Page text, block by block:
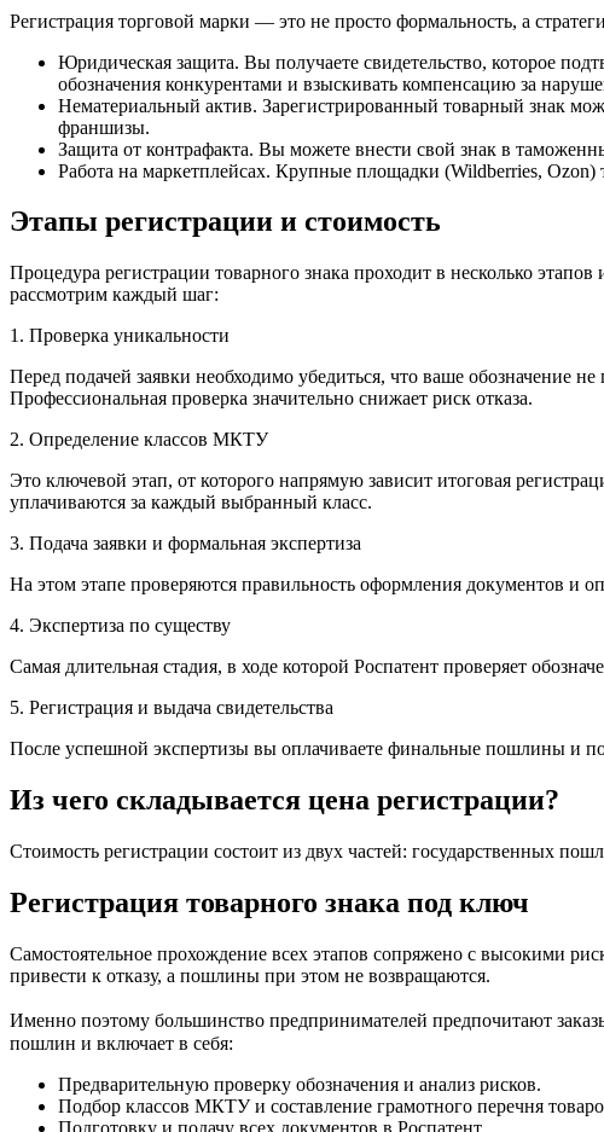
Регистрация торговой марки — это не просто формальность, а
Юридическая защита. Вы получаете свидетельство, которое
обозначения конкурентами и взыскивать компенсацию за
Нематериальный актив. Зарегистрированный товарный знак
франшизы.
Защита от контрафакта. Вы можете внести свой знак в
Работа на маркетплейсах. Крупные площадки (Wildberries, Ozon)
Этапы регистрации и стоимость
Процедура регистрации товарного знака проходит в несколько
рассмотрим каждый шаг:
1. Проверка уникальности
Перед подачей заявки необходимо убедиться, что ваше обозначение
Профессиональная проверка значительно снижает риск отказа.
2. Определение классов МКТУ
Это ключевой этап, от которого напрямую зависит итоговая
уплачиваются за каждый выбранный класс.
3. Подача заявки и формальная экспертиза
На этом этапе проверяются правильность оформления документов и
4. Экспертиза по существу
Самая длительная стадия, в ходе которой Роспатент проверяет
5. Регистрация и выдача свидетельства
После успешной экспертизы вы оплачиваете финальные пошлины и
Из чего складывается цена регистрации?
Стоимость регистрации состоит из двух частей: государственных
Регистрация товарного знака под ключ
Самостоятельное прохождение всех этапов сопряжено с высокими
привести к отказу, а пошлины при этом не возвращаются.
Именно поэтому большинство предпринимателей предпочитают
пошлин и включает в себя:
Предварительную проверку обозначения и анализ рисков.
Подбор классов МКТУ и составление грамотного перечня
Подготовку и подачу всех документов в Роспатент.